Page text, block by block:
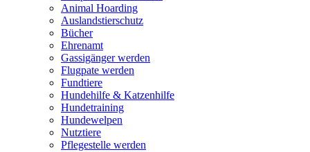
Animal Hoarding
Auslandstierschutz
Bücher
Ehrenamt
Gassigänger werden
Flugpate werden
Fundtiere
Hundehilfe & Katzenhilfe
Hundetraining
Hundewelpen
Nutztiere
Pflegestelle werden